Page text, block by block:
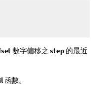
數字偏移之step 的最近
函數。